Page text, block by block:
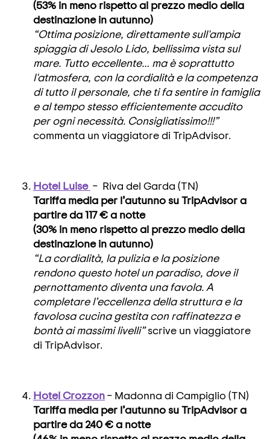
(53% in meno rispetto al prezzo medio della
destinazione in autunno)
“Ottima posizione, direttamente sull'ampia
spiaggia di Jesolo Lido, bellissima vista sul
mare. Tutto eccellente… ma è soprattutto
l'atmosfera, con la cordialità e la competenza
di tutto il personale, che ti fa sentire in famiglia
e al tempo stesso efficientemente accudito
per ogni necessità. Consigliatissimo!!!”
commenta un viaggiatore di TripAdvisor.
Hotel Luise – Riva del Garda (TN)
Tariffa media per l’autunno su TripAdvisor a
partire da 117 € a notte
(30% in meno rispetto al prezzo medio della
destinazione in autunno)
“La cordialità, la pulizia e la posizione
rendono questo hotel un paradiso, dove il
pernottamento diventa una favola. A
completare l’eccellenza della struttura e la
favolosa cucina gestita con raffinatezza e
bontà ai massimi livelli”scrive un viaggiatore
di TripAdvisor.
Hotel Crozzon– Madonna di Campiglio (TN)
Tariffa media per l’autunno su TripAdvisor a
partire da 240 € a notte